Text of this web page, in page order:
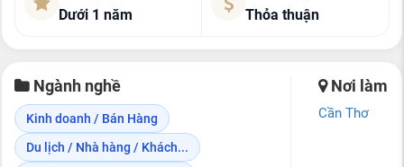
Dưới 1 năm Thỏa thuận
Ngành nghề
Kinh doanh / Bán Hàng
Du lịch / Nhà hàng / Khách...
Nơi làm
Cần Thơ